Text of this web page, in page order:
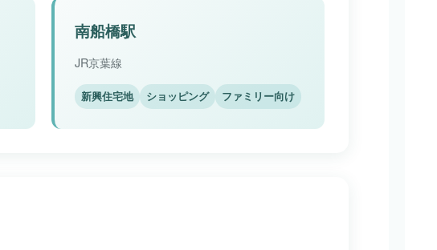
南船橋駅
JR京葉線
新興住宅地 ショッピング ファミリー向け